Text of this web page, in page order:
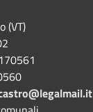
(VT)